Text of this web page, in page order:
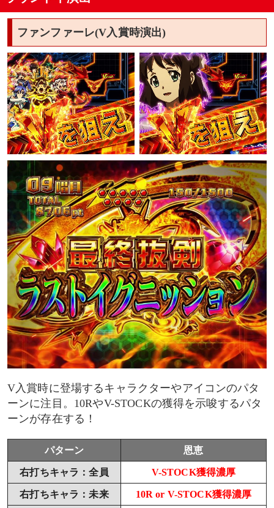
ファンファーレ(V入賞時演出)
V入賞時に登場するキャラクターやアイコンのパタ
ーンに注目。10RやV-STOCKの獲得を示唆するパタ
ーンが存在する！
パターン 恩恵
右打ちキャラ：全員 V-STOCK獲得濃厚
右打ちキャラ：未来 10R or V-STOCK獲得濃厚